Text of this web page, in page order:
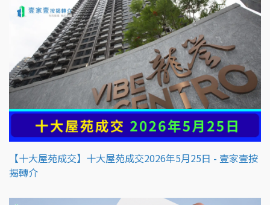
【十大屋苑成交】十大屋苑成交2026年5月25日 - 壹家壹按
揭轉介